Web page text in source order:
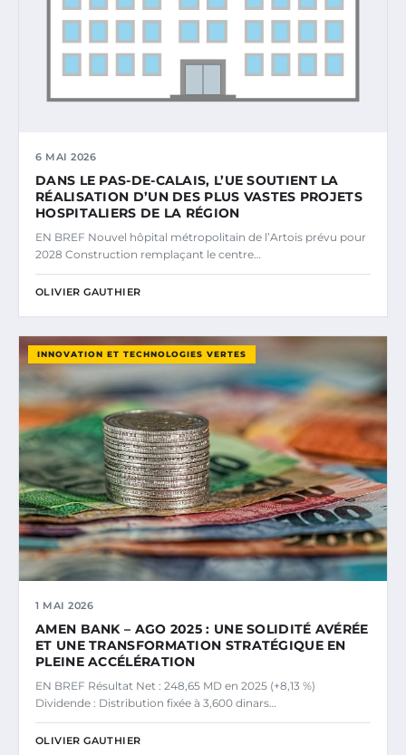
6 MAI 2026
DANS LE PAS-DE-CALAIS, L’UE SOUTIENT LA
RÉALISATION D’UN DES PLUS VASTES PROJETS
HOSPITALIERS DE LA RÉGION
EN BREF Nouvel hôpital métropolitain de l’Artois prévu pour
2028 Construction remplaçant le centre…
OLIVIER GAUTHIER
INNOVATION ET TECHNOLOGIES VERTES
1 MAI 2026
AMEN BANK – AGO 2025 : UNE SOLIDITÉ AVÉRÉE
ET UNE TRANSFORMATION STRATÉGIQUE EN
PLEINE ACCÉLÉRATION
EN BREF Résultat Net : 248,65 MD en 2025 (+8,13 %)
Dividende : Distribution fixée à 3,600 dinars…
OLIVIER GAUTHIER